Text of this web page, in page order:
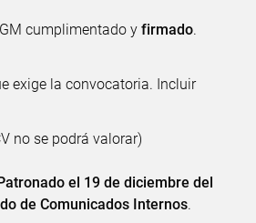
cumplimentado yfirmado.
exige la convocatoria. Incluir
no se podrá valorar)
el 19 de diciembre del
de Comunicados Internos.